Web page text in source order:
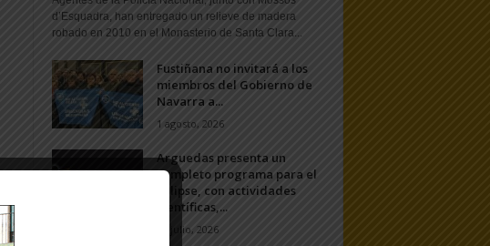
d’Esquadra, han entregado un relieve de madera
robado en 2010 en el Monasterio de Santa Clara...
Fustiñana no invitará a los
miembros del Gobierno de
Navarra a...
1 agosto, 2026
Arguedas presenta un
completo programa para el
eclipse, con actividades
científicas,...
20 julio, 2026